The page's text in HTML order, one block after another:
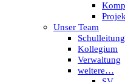
Unser Team
Schulleitung
Kollegium
Verwaltung
weitere…